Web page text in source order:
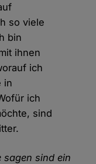
so viele
bin
ihnen
ich
in
ich
sind
sagen sind ein